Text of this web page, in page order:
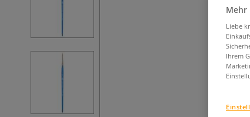
Mehr
Liebe
Ihrem